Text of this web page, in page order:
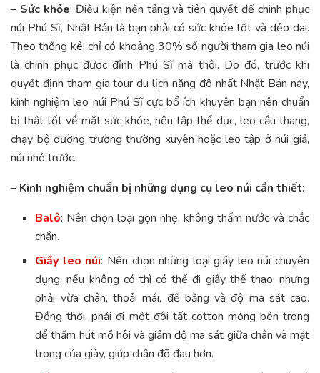
– Sức khỏe: Điều kiện nền tảng và tiên quyết để chinh phục
núi Phú Sĩ, Nhật Bản là bạn phải có sức khỏe tốt và dẻo dai.
Theo thống kê, chỉ có khoảng 30% số người tham gia leo núi
là chinh phục được đỉnh Phú Sĩ mà thôi. Do đó, trước khi
quyết định tham gia tour du lịch nặng đô nhất Nhật Bản này,
kinh nghiệm leo núi Phú Sĩ cực bổ ích khuyên bạn nên chuẩn
bị thật tốt về mặt sức khỏe, nên tập thể dục, leo cầu thang,
chạy bộ đường trường thường xuyên hoặc leo tập ở núi giả,
núi nhỏ trước.
– Kinh nghiệm chuẩn bị những dụng cụ leo núi cần thiết:
Balô: Nên chọn loại gọn nhẹ, không thấm nước và chắc
chắn.
Giầy leo núi: Nên chọn những loại giầy leo núi chuyên
dụng, nếu không có thì có thể đi giầy thể thao, nhưng
phải vừa chân, thoải mái, đế bằng và độ ma sát cao.
Đồng thời, phải đi một đôi tất cotton mỏng bên trong
để thấm hút mồ hôi và giảm độ ma sát giữa chân và mặt
trong của giày, giúp chân đỡ đau hơn.